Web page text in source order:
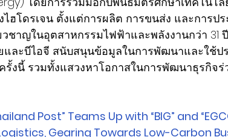
ไฮโดรเจน ตั้งแต่การผลิต การขนส่ง และการ
วชาญในอุตสาหกรรมไฟฟ้าและพลังงานกว่า
และบีไอจี สนับสนุนข้อมูลในการพัฒนาและใช้ป
รั้งนี้ รวมทั้งแสวงหาโอกาสในการพัฒนาธุรกิจร่
Post” Teams Up with “BIG” and
Gearing Towards Low-Carbon